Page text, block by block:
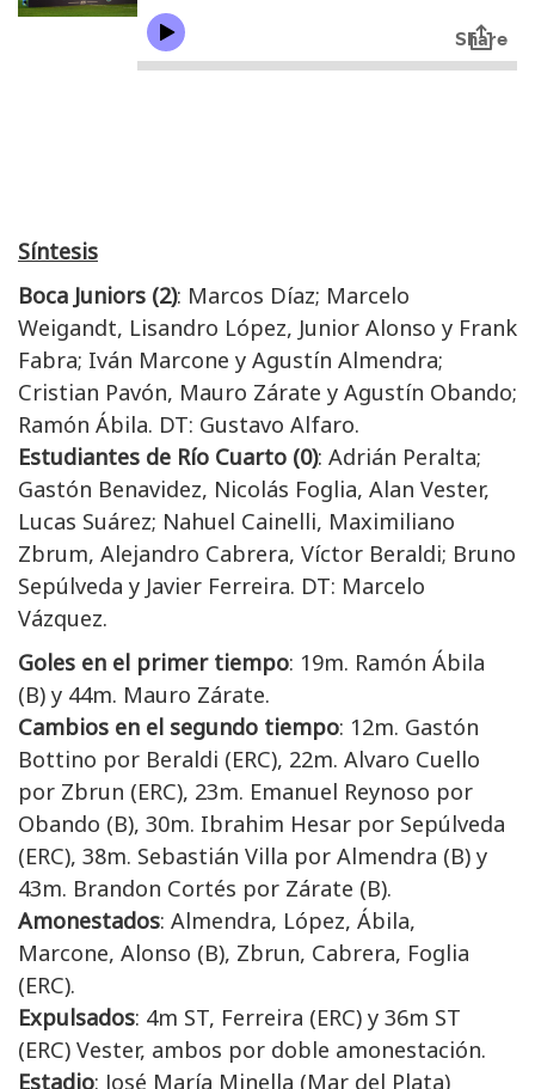
Síntesis
Boca Juniors (2): Marcos Díaz; Marcelo
Weigandt, Lisandro López, Junior Alonso y Frank
Fabra; Iván Marcone y Agustín Almendra;
Cristian Pavón, Mauro Zárate y Agustín Obando;
Ramón Ábila. DT: Gustavo Alfaro.
Estudiantes de Río Cuarto (0): Adrián Peralta;
Gastón Benavidez, Nicolás Foglia, Alan Vester,
Lucas Suárez; Nahuel Cainelli, Maximiliano
Zbrum, Alejandro Cabrera, Víctor Beraldi; Bruno
Sepúlveda y Javier Ferreira. DT: Marcelo
Vázquez.
Goles en el primer tiempo: 19m. Ramón Ábila
(B) y 44m. Mauro Zárate.
Cambios en el segundo tiempo: 12m. Gastón
Bottino por Beraldi (ERC), 22m. Alvaro Cuello
por Zbrun (ERC), 23m. Emanuel Reynoso por
Obando (B), 30m. Ibrahim Hesar por Sepúlveda
(ERC), 38m. Sebastián Villa por Almendra (B) y
43m. Brandon Cortés por Zárate (B).
Amonestados: Almendra, López, Ábila,
Marcone, Alonso (B), Zbrun, Cabrera, Foglia
(ERC).
Expulsados: 4m ST, Ferreira (ERC) y 36m ST
(ERC) Vester, ambos por doble amonestación.
Estadio: José María Minella (Mar del Plata)